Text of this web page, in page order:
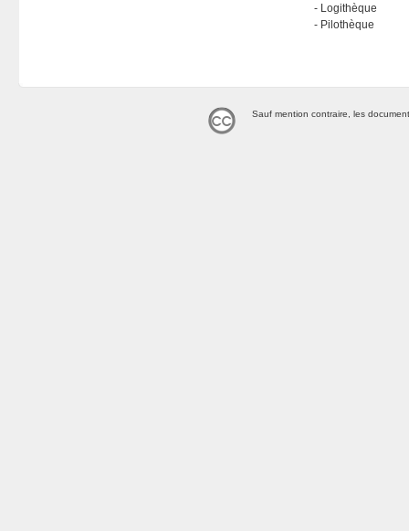
Logithèque
Pilothèque
Sauf mention contraire, les